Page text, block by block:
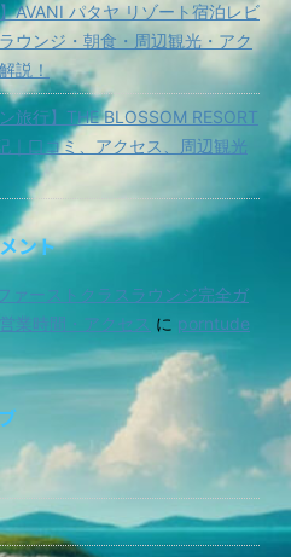
】AVANI パタヤ リゾート宿泊レビ
ウンジ・朝食・周辺観光・アク
説！
旅行】THE BLOSSOM RESORT
｜口コミ、アクセス、周辺観光
ント
ァーストクラスラウンジ完全ガ
業時間・アクセス に porntude